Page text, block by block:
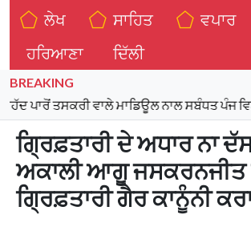
ਲੇਖ
ਸਾਹਿਤ ਵਪਾਰ
ਹਰਿਆਣਾ
ਦਿੱਲੀ
BREAKING
ਵਾਲੇ ਮਾਡਿਊਲ ਨਾਲ ਸਬੰਧਤ ਪੰਜ ਵਿਅਕਤੀ
ਗ੍ਰਿਫ਼ਤਾਰੀ ਦੇ ਅਧਾਰ ਨਾ
ਅਕਾਲੀ ਆਗੂ ਜਸਕਰਨਜੀਤ
ਗ੍ਰਿਫ਼ਤਾਰੀ ਗੈਰ ਕਾਨੂੰਨੀ